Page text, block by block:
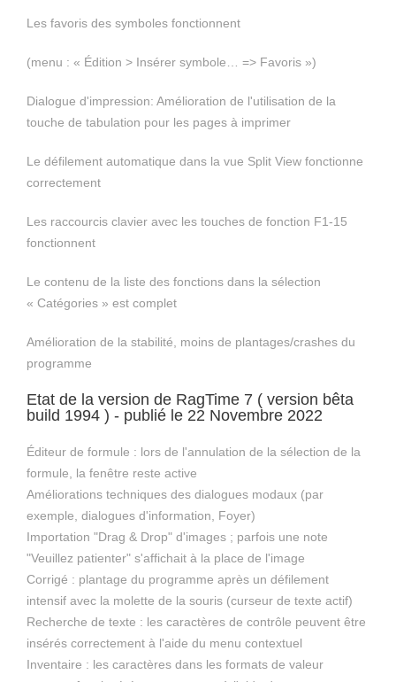
Les favoris des symboles fonctionnent
(menu : « Édition > Insérer symbole… => Favoris »)
Dialogue d'impression: Amélioration de l'utilisation de la
touche de tabulation pour les pages à imprimer
Le défilement automatique dans la vue Split View fonctionne
correctement
Les raccourcis clavier avec les touches de fonction F1-15
fonctionnent
Le contenu de la liste des fonctions dans la sélection
« Catégories » est complet
Amélioration de la stabilité, moins de plantages/crashes du
programme
Etat de la version de RagTime 7 ( version bêta
build 1994 ) - publié le 22 Novembre 2022
Éditeur de formule : lors de l'annulation de la sélection de la
formule, la fenêtre reste active
Améliorations techniques des dialogues modaux (par
exemple, dialogues d'information, Foyer)
Importation "Drag & Drop" d'images ; parfois une note
"Veuillez patienter" s'affichait à la place de l'image
Corrigé : plantage du programme après un défilement
intensif avec la molette de la souris (curseur de texte actif)
Recherche de texte : les caractères de contrôle peuvent être
insérés correctement à l'aide du menu contextuel
Inventaire : les caractères dans les formats de valeur